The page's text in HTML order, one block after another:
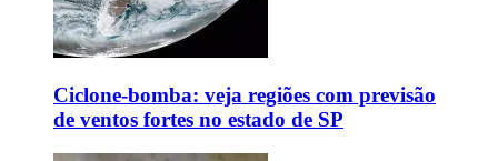
Ciclone-bomba: veja regiões com previsão
de ventos fortes no estado de SP